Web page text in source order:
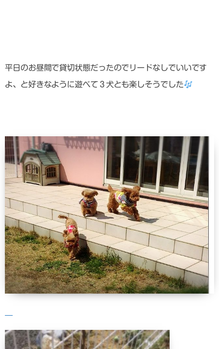
平日のお昼間で貸切状態だったのでリードなしでいいです
よ、と好きなように遊べて３犬とも楽しそうでした